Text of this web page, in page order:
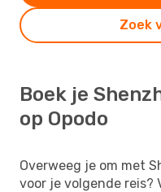
Zoek
Boek je
op Opodo
Overweeg je om met
voor je volgende reis?